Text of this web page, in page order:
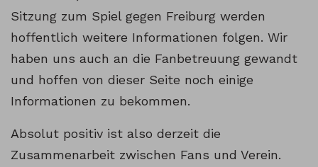
Sitzung zum Spiel gegen Freiburg werden
hoffentlich weitere Informationen folgen. Wir
haben uns auch an die Fanbetreuung gewandt
und hoffen von dieser Seite noch einige
Informationen zu bekommen.
Absolut positiv ist also derzeit die
Zusammenarbeit zwischen Fans und Verein.